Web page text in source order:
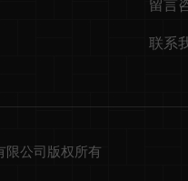
留言
联系
限公司版权所有